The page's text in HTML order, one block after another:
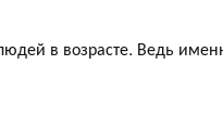
в возрасте. Ведь